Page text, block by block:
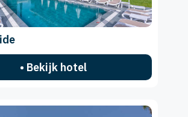
• Bekijk hotel